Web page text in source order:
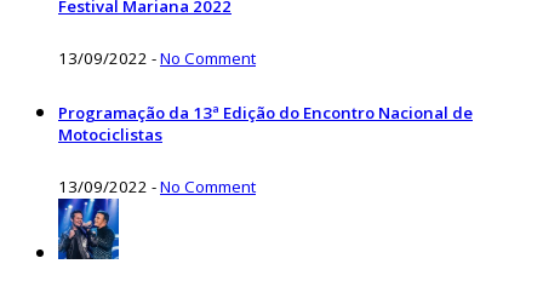
Festival Mariana 2022
13/09/2022 -No Comment
Programação da 13ª Edição do Encontro Nacional de
Motociclistas
13/09/2022 -No Comment